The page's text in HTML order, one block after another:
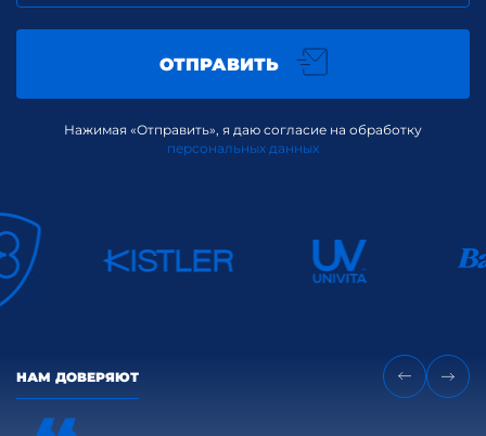
ОТПРАВИТЬ
Нажимая «Отправить», я даю согласие на обработку
персональных данных
НАМ ДОВЕРЯЮТ